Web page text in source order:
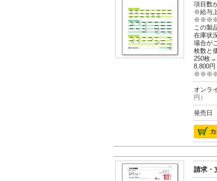
項目数
※給与
この製
在庫状
場合が
枚数と
250枚
8,800
オン
円）
発売日
請求・